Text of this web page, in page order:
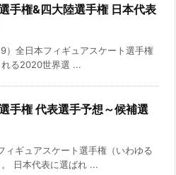
手権&四大陸選手権 日本代表
）全日本フィギュアスケート選手権
る2020世界選 ...
手権 代表選手予想～候補選
ィギュアスケート選手権（いわゆる
日本代表に選ばれ ...